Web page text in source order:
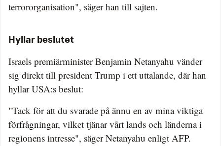
terrororganisation", säger han till sajten.
Hyllar beslutet
Israels premiärminister Benjamin Netanyahu vänder
sig direkt till president Trump i ett uttalande, där han
hyllar USA:s beslut:
"Tack för att du svarade på ännu en av mina viktiga
förfrågningar, vilket tjänar vårt lands och länderna i
regionens intresse", säger Netanyahu enligt AFP.